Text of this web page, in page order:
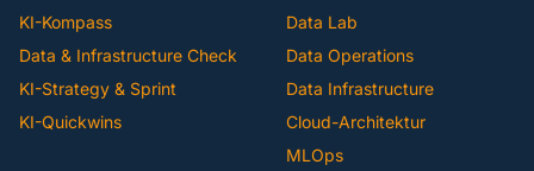
KI-Kompass
Data & Infrastructure Check
KI-Strategy & Sprint
KI-Quickwins
Data Lab
Data Operations
Data Infrastructure
Cloud-Architektur
MLOps